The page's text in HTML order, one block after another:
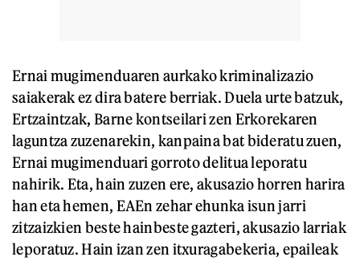
Ernai mugimenduaren aurkako kriminalizazio
saiakerak ez dira batere berriak. Duela urte batzuk,
Ertzaintzak, Barne kontseilari zen Erkorekaren
laguntza zuzenarekin, kanpaina bat bideratu zuen,
Ernai mugimenduari gorroto delitua leporatu
nahirik. Eta, hain zuzen ere, akusazio horren harira
han eta hemen, EAEn zehar ehunka isun jarri
zitzaizkien beste hainbeste gazteri, akusazio larriak
leporatuz. Hain izan zen itxuragabekeria, epaileak